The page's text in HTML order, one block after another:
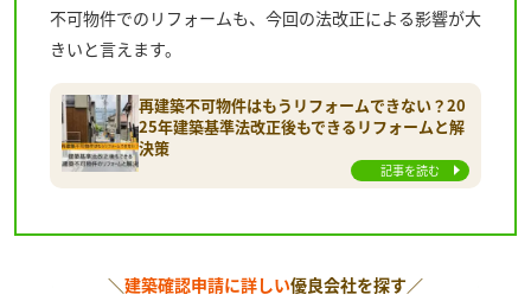
不可物件でのリフォームも、今回の法改正による影響が大
きいと言えます。
再建築不可物件はもうリフォームできない？20
25年建築基準法改正後もできるリフォームと解
決策
記事を読む
＼建築確認申請に詳しい優良会社を探す／